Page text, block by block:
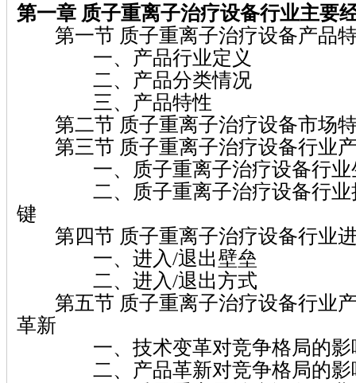
第一章 质子重离子治疗设备行业主要
第一节 质子重离子治疗设备产品
一、产品行业定义
二、产品分类情况
三、产品特性
第二节 质子重离子治疗设备市场
第三节 质子重离子治疗设备行业
一、质子重离子治疗设备行业
二、质子重离子治疗设备行业
键
第四节 质子重离子治疗设备行业
一、进入/退出壁垒
二、进入/退出方式
第五节 质子重离子治疗设备行业
革新
一、技术变革对竞争格局的影
二、产品革新对竞争格局的影